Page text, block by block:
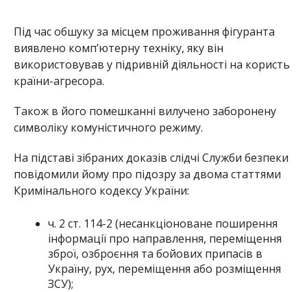
Під час обшуку за місцем проживання фігуранта
виявлено комп’ютерну техніку, яку він
використовував у підривній діяльності на користь
країни-агресора.
Також в його помешканні вилучено заборонену
символіку комуністичного режиму.
На підставі зібраних доказів слідчі Служби безпеки
повідомили йому про підозру за двома статтями
Кримінального кодексу України:
ч. 2 ст. 114-2 (несанкціоноване поширення
інформації про направлення, переміщення
зброї, озброєння та бойових припасів в
Україну, рух, переміщення або розміщення
ЗСУ);